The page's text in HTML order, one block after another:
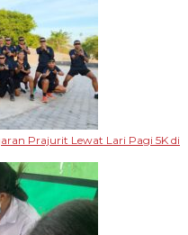
Prajurit Lewat Lari Pagi 5K di